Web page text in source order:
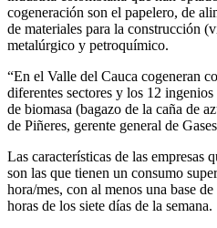
cogeneración son el papelero, de
de materiales para la construcción
metalúrgico y petroquímico.
“En el Valle del Cauca cogeneran
diferentes sectores y los 12
de biomasa (bagazo de la caña de
de Piñeres, gerente general de
Las características de las empresas
son las que tienen un consumo
hora/mes, con al menos una base
horas de los siete días de la semana.